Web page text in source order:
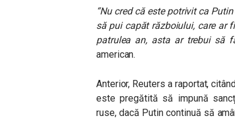
“Nu cred că este potrivit ca
să pui capăt războiului, care ar
patrulea an, asta ar trebui să
american.
Anterior, Reuters a raportat,
este pregătită să impună
ruse, dacă Putin continuă să